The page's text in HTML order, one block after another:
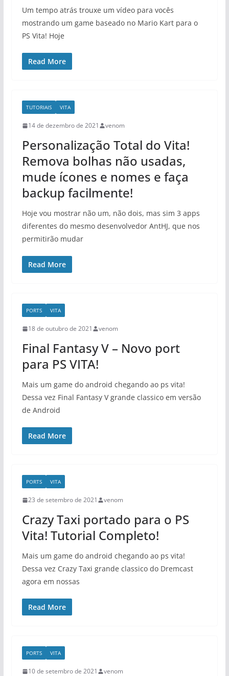
Um tempo atrás trouxe um vídeo para vocês
mostrando um game baseado no Mario Kart para o
PS Vita! Hoje
Read More
TUTORIAIS VITA
14 de dezembro de 2021 venom
Personalização Total do Vita!
Remova bolhas não usadas,
mude ícones e nomes e faça
backup facilmente!
Hoje vou mostrar não um, não dois, mas sim 3 apps
diferentes do mesmo desenvolvedor AntHJ, que nos
permitirão mudar
Read More
PORTS VITA
18 de outubro de 2021 venom
Final Fantasy V – Novo port
para PS VITA!
Mais um game do android chegando ao ps vita!
Dessa vez Final Fantasy V grande classico em versão
de Android
Read More
PORTS VITA
23 de setembro de 2021 venom
Crazy Taxi portado para o PS
Vita! Tutorial Completo!
Mais um game do android chegando ao ps vita!
Dessa vez Crazy Taxi grande classico do Dremcast
agora em nossas
Read More
PORTS VITA
10 de setembro de 2021 venom